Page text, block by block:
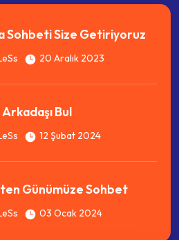
Sohbeti Size Getiriyoruz
20 Aralık 2023
Bul
12 Şubat 2024
Günümüze Sohbet
03 Ocak 2024